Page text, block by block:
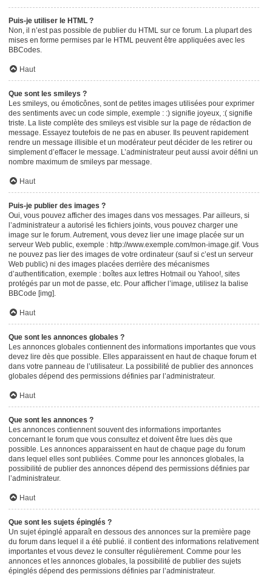
Puis-je utiliser le HTML ?
Non, il n’est pas possible de publier du HTML sur ce forum. La plupart des
mises en forme permises par le HTML peuvent être appliquées avec les
BBCodes.
Haut
Que sont les smileys ?
Les smileys, ou émoticônes, sont de petites images utilisées pour exprimer
des sentiments avec un code simple, exemple : :) signifie joyeux, :( signifie
triste. La liste complète des smileys est visible sur la page de rédaction de
message. Essayez toutefois de ne pas en abuser. Ils peuvent rapidement
rendre un message illisible et un modérateur peut décider de les retirer ou
simplement d’effacer le message. L’administrateur peut aussi avoir défini un
nombre maximum de smileys par message.
Haut
Puis-je publier des images ?
Oui, vous pouvez afficher des images dans vos messages. Par ailleurs, si
l’administrateur a autorisé les fichiers joints, vous pouvez charger une
image sur le forum. Autrement, vous devez lier une image placée sur un
serveur Web public, exemple : http://www.exemple.com/mon-image.gif. Vous
ne pouvez pas lier des images de votre ordinateur (sauf si c’est un serveur
Web public) ni des images placées derrière des mécanismes
d’authentification, exemple : boîtes aux lettres Hotmail ou Yahoo!, sites
protégés par un mot de passe, etc. Pour afficher l’image, utilisez la balise
BBCode [img].
Haut
Que sont les annonces globales ?
Les annonces globales contiennent des informations importantes que vous
devez lire dès que possible. Elles apparaissent en haut de chaque forum et
dans votre panneau de l’utilisateur. La possibilité de publier des annonces
globales dépend des permissions définies par l’administrateur.
Haut
Que sont les annonces ?
Les annonces contiennent souvent des informations importantes
concernant le forum que vous consultez et doivent être lues dès que
possible. Les annonces apparaissent en haut de chaque page du forum
dans lequel elles sont publiées. Comme pour les annonces globales, la
possibilité de publier des annonces dépend des permissions définies par
l’administrateur.
Haut
Que sont les sujets épinglés ?
Un sujet épinglé apparaît en dessous des annonces sur la première page
du forum dans lequel il a été publié. il contient des informations relativement
importantes et vous devez le consulter régulièrement. Comme pour les
annonces et les annonces globales, la possibilité de publier des sujets
épinglés dépend des permissions définies par l’administrateur.